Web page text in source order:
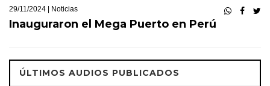
29/11/2024 | Noticias
Inauguraron el Mega Puerto en Perú
ÚLTIMOS AUDIOS PUBLICADOS